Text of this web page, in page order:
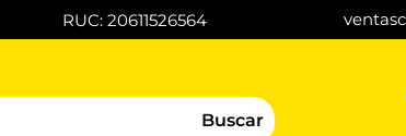
RUC: 20611526564
Buscar